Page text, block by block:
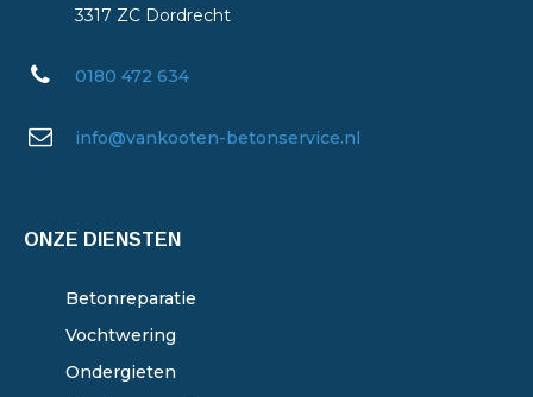
3317 ZC Dordrecht
0180 472 634
info@vankooten-betonservice.nl
ONZE DIENSTEN
Betonreparatie
Vochtwering
Ondergieten